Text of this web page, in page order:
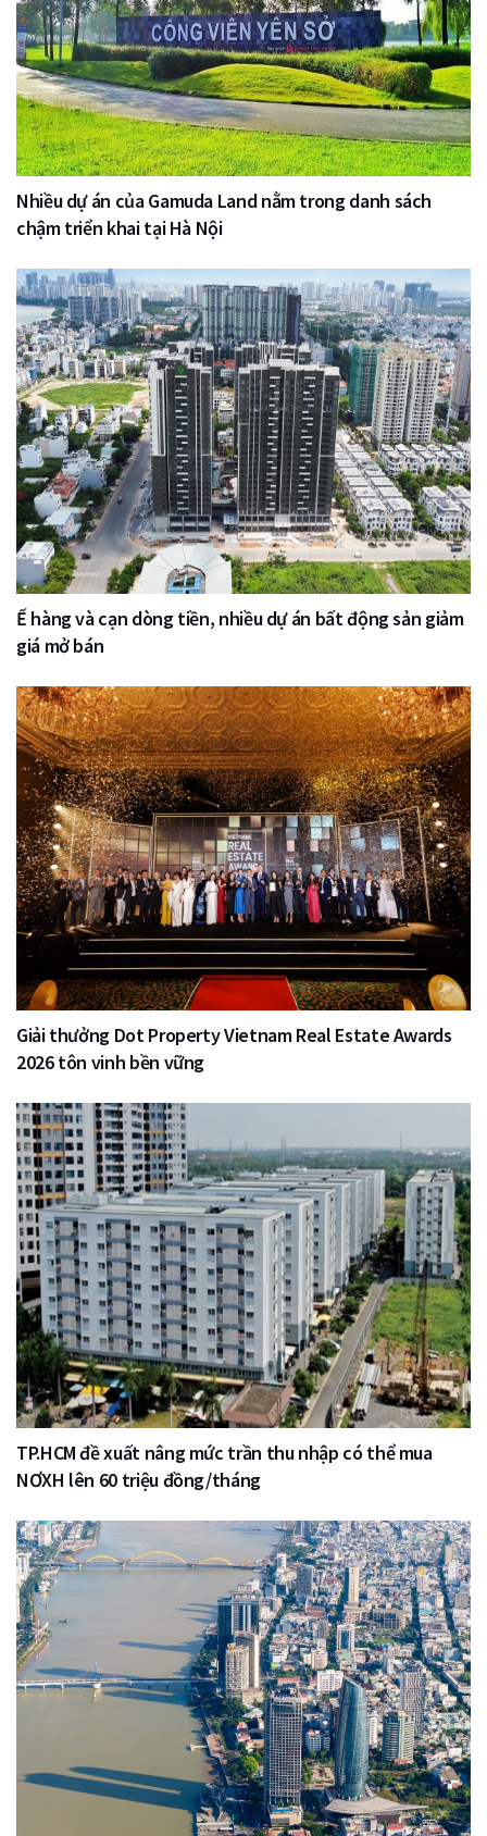
Nhiều dự án của Gamuda Land nằm trong danh sách
chậm triển khai tại Hà Nội
Ế hàng và cạn dòng tiền, nhiều dự án bất động sản giảm
giá mở bán
Giải thưởng Dot Property Vietnam Real Estate Awards
2026 tôn vinh bền vững
TP.HCM đề xuất nâng mức trần thu nhập có thể mua
NƠXH lên 60 triệu đồng/tháng